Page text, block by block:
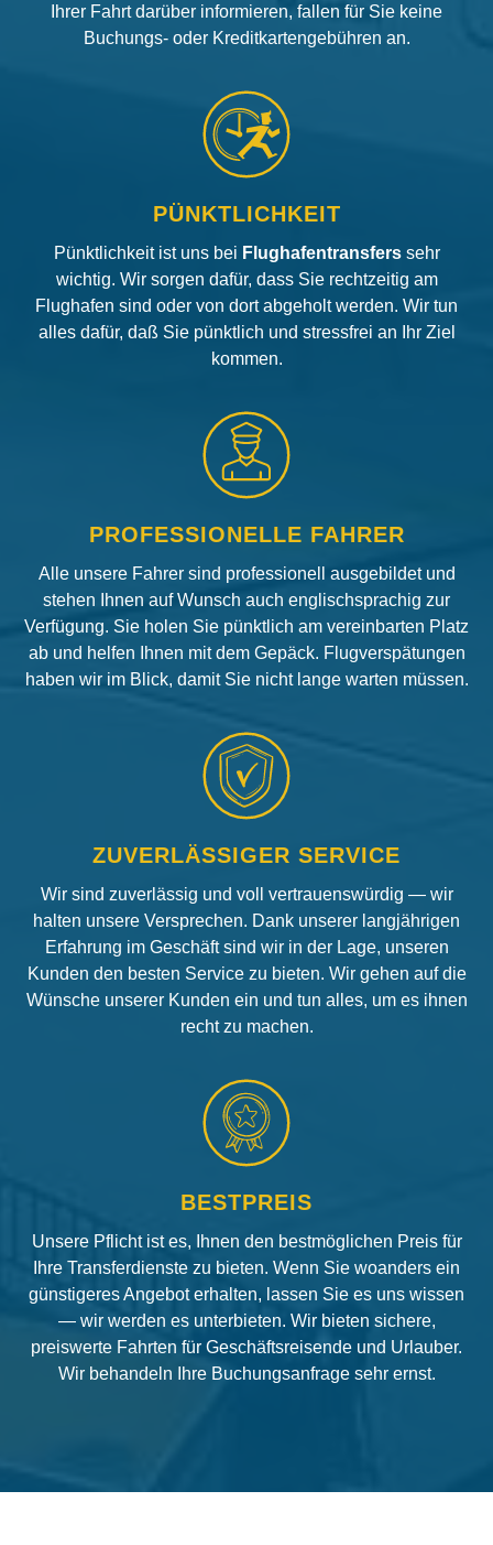
Ihrer Fahrt darüber informieren, fallen für Sie keine
Buchungs- oder Kreditkartengebühren an.
PÜNKTLICHKEIT
Pünktlichkeit ist uns bei Flughafentransfers sehr
wichtig. Wir sorgen dafür, dass Sie rechtzeitig am
Flughafen sind oder von dort abgeholt werden. Wir tun
alles dafür, daß Sie pünktlich und stressfrei an Ihr Ziel
kommen.
PROFESSIONELLE FAHRER
Alle unsere Fahrer sind professionell ausgebildet und
stehen Ihnen auf Wunsch auch englischsprachig zur
Verfügung. Sie holen Sie pünktlich am vereinbarten Platz
ab und helfen Ihnen mit dem Gepäck. Flugverspätungen
haben wir im Blick, damit Sie nicht lange warten müssen.
ZUVERLÄSSIGER SERVICE
Wir sind zuverlässig und voll vertrauenswürdig — wir
halten unsere Versprechen. Dank unserer langjährigen
Erfahrung im Geschäft sind wir in der Lage, unseren
Kunden den besten Service zu bieten. Wir gehen auf die
Wünsche unserer Kunden ein und tun alles, um es ihnen
recht zu machen.
BESTPREIS
Unsere Pflicht ist es, Ihnen den bestmöglichen Preis für
Ihre Transferdienste zu bieten. Wenn Sie woanders ein
günstigeres Angebot erhalten, lassen Sie es uns wissen
— wir werden es unterbieten. Wir bieten sichere,
preiswerte Fahrten für Geschäftsreisende und Urlauber.
Wir behandeln Ihre Buchungsanfrage sehr ernst.